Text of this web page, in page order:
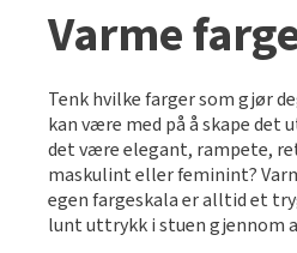
Varme
Tenk hvilke farger som gjør
kan være med på å skape det
det være elegant, rampete,
maskulint eller feminint?
egen fargeskala er alltid et
lunt uttrykk i stuen gjennom